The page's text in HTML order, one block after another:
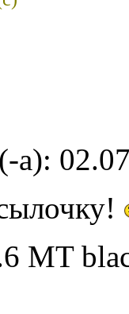
а):
MT